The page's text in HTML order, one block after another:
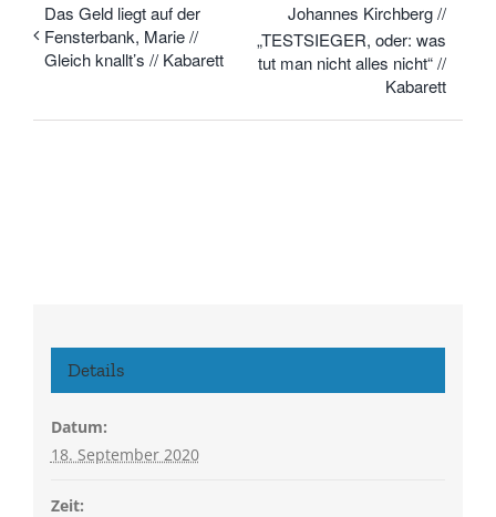
Das Geld liegt auf der
Fensterbank, Marie //
Gleich knallt’s // Kabarett
Johannes Kirchberg //
„TESTSIEGER, oder: was
tut man nicht alles nicht“ //
Kabarett
Details
Datum:
18. September 2020
Zeit: